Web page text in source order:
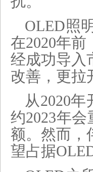
OLED照
在2020年
经成功导入
改善，更拉
从2020
约2023年
额。然而，
望占据